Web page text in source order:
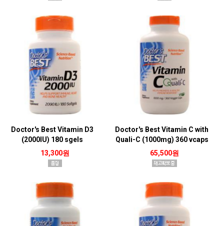
Doctor's Best Vitamin D3
(2000IU) 180 sgels
13,300원
Doctor's Best Vitamin C with
Quali-C (1000mg) 360 vcaps
65,500원